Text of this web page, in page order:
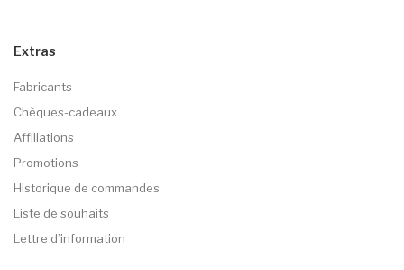
Extras
Fabricants
Chèques-cadeaux
Affiliations
Promotions
Historique de commandes
Liste de souhaits
Lettre d’information